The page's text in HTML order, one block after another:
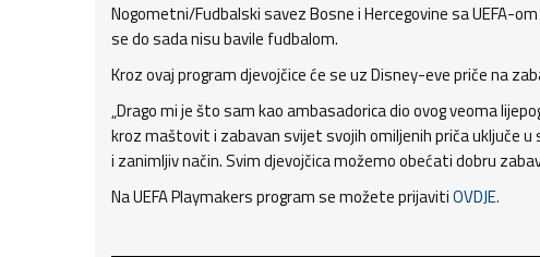
Nogometni/Fudbalski savez Bosne i Hercegovine sa UEFA-
se do sada nisu bavile fudbalom.
Kroz ovaj program djevojčice će se uz Disney-eve priče na
„Drago mi je što sam kao ambasadorica dio ovog veoma
kroz maštovit i zabavan svijet svojih omiljenih priča uključe
i zanimljiv način. Svim djevojčica možemo obećati dobru
Na UEFA Playmakers program se možete prijavitiOVDJE.